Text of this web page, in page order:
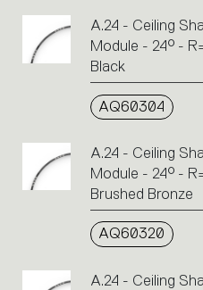
A.24 - Ceiling
Module - 24° -
Black
AQ60304
A.24 - Ceiling
Module - 24° -
Brushed Bronze
AQ60320
A.24 - Ceiling